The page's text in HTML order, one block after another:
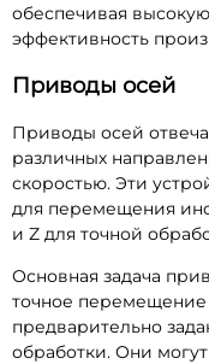
обеспечивая
эффективность
Приводы осей
Приводы осей
различных
скоростью. Эти
для перемещения
и Z для точной
Основная задача
точное перемещение
предварительно
обработки. Они